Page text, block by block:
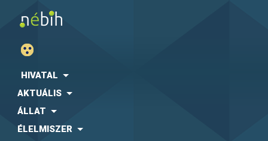
HIVATAL
AKTUÁLIS
ÁLLAT
ÉLELMISZER